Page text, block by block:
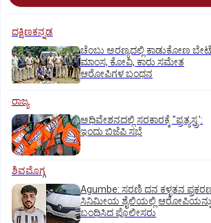
ದಕ್ಷಿಣಕನ್ನಡ
ಚೆಂಬು ಅರಣ್ಯದಲ್ಲಿ ಕಾಡುಕೋಣ
ಮಾಂಸ, ಕೋವಿ, ಕಾರು ಸಮೇತ
ಆರೋಪಿಗಳ ಬಂಧನ
ರಾಜ್ಯ
ಅಧಿವೇಶನದಲ್ಲಿ ಸರಕಾರಕ್ಕೆ "ಪ್ರತ್ಯಸ್ತ್ರ':
ಇಂದು ಬಿಜೆಪಿ ಸಭೆ
ಶಿವಮೊಗ್ಗ
Agumbe: ಸರಣಿ ದನ ಕಳ್ಳತನ
ಸಿನಿಮೀಯ ಶೈಲಿಯಲ್ಲಿ ಆರೋಪಿಯನ್ನು
ಬಂಧಿಸಿದ ಪೊಲೀಸರು